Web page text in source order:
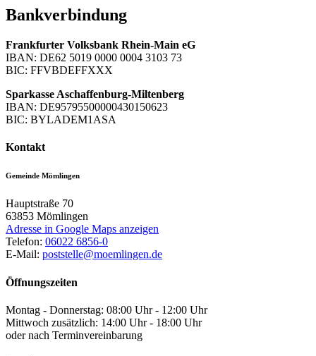
Bankverbindung
Frankfurter Volksbank Rhein-Main eG
IBAN: DE62 5019 0000 0004 3103 73
BIC: FFVBDEFFXXX
Sparkasse Aschaffenburg-Miltenberg
IBAN: DE95795500000430150623
BIC: BYLADEM1ASA
Kontakt
Gemeinde Mömlingen
Hauptstraße 70
63853 Mömlingen
Adresse in Google Maps anzeigen
Telefon: 06022 6856-0
E-Mail: poststelle@moemlingen.de
Öffnungszeiten
Montag - Donnerstag: 08:00 Uhr - 12:00 Uhr
Mittwoch zusätzlich: 14:00 Uhr - 18:00 Uhr
oder nach Terminvereinbarung